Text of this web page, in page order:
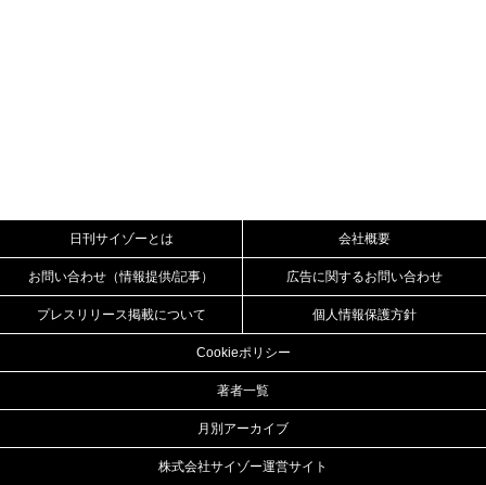
日刊サイゾーとは 会社概要
お問い合わせ（情報提供/記事） 広告に関するお問い合わせ
プレスリリース掲載について 個人情報保護方針
Cookieポリシー
著者一覧
月別アーカイブ
株式会社サイゾー運営サイト